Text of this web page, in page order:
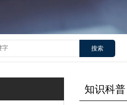
搜索
知识科普